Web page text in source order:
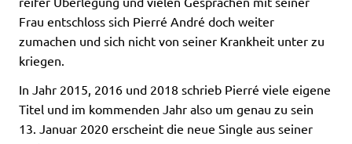
Frau entschloss sich Pierré André doch weiter
zumachen und sich nicht von seiner Krankheit unter zu
kriegen.
In Jahr 2015, 2016 und 2018 schrieb Pierré viele eigene
Titel und im kommenden Jahr also um genau zu sein
13. Januar 2020 erscheint die neue Single aus seiner